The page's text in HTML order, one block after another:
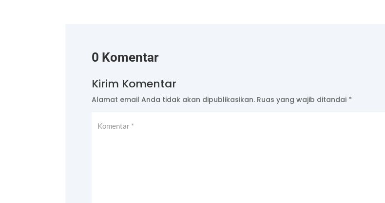
0 Komentar
Kirim Komentar
Alamat email Anda tidak akan dipublikasikan. Ruas yang wajib ditandai *